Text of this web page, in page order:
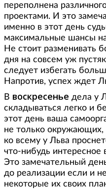
переполнена
проектами. И это
именно в этот день
максимальные шансы
Не стоит разменивать
дня на совсем уж
следует избегать
Напротив, успех ждет
В воскресенье дела у
складываться легко и
этот день ваша
не только окружающих,
ко всему у Льва
что-нибудь интересное
Это замечательный
до реализации если и
некоторые их своих